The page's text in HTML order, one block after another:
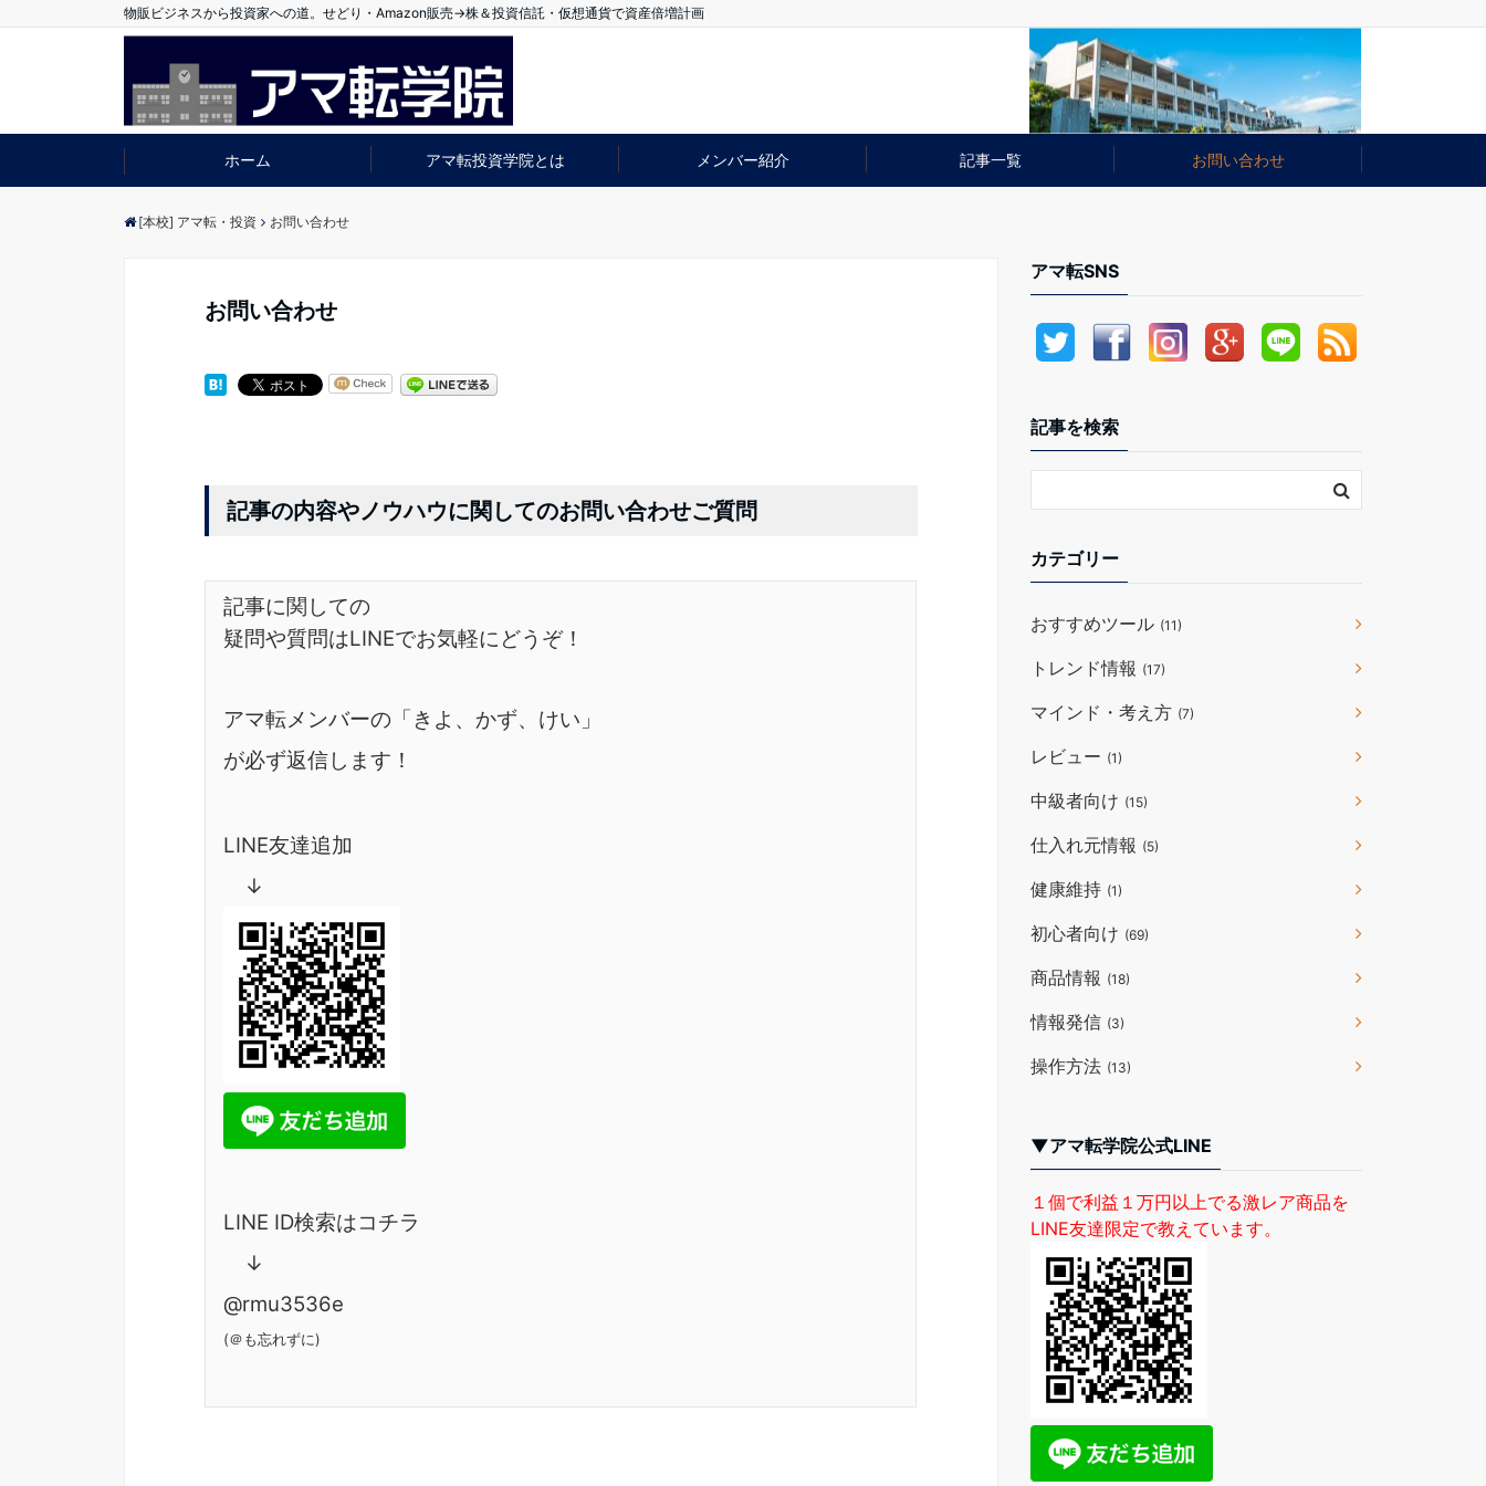
物販ビジネスから投資家への道。せどり・Amazon販売→株＆投資信託・仮想通貨で資産倍増計画
ホーム アマ転投資学院とは メンバー紹介 記事一覧 お問い合わせ
[本校] アマ転・投資 お問い合わせ
お問い合わせ
記事の内容やノウハウに関してのお問い合わせご質問
記事に関しての
疑問や質問はLINEでお気軽にどうぞ！
アマ転メンバーの「きよ、かず、けい」
が必ず返信します！
LINE友達追加
↓
LINE ID検索はコチラ
↓
@rmu3536e
(＠も忘れずに)
アマ転SNS
記事を検索
カテゴリー
おすすめツール (11)
トレンド情報 (17)
マインド・考え方 (7)
レビュー (1)
中級者向け (15)
仕入れ元情報 (5)
健康維持 (1)
初心者向け (69)
商品情報 (18)
情報発信 (3)
操作方法 (13)
▼アマ転学院公式LINE
１個で利益１万円以上でる激レア商品を
LINE友達限定で教えています。